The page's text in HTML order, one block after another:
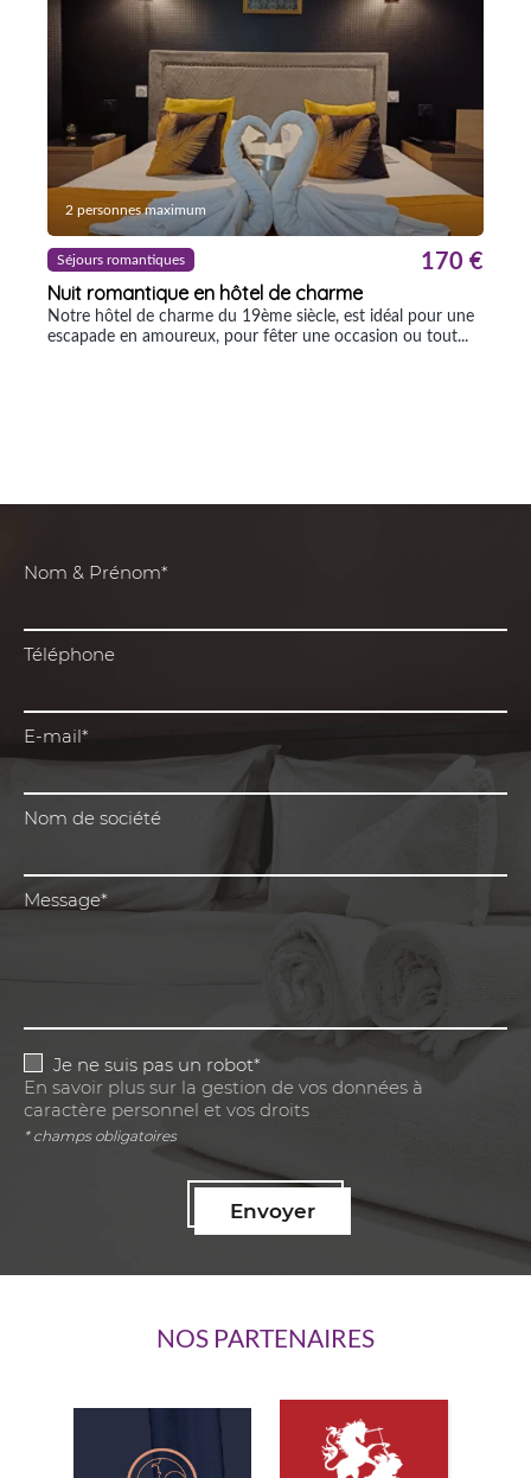
Nom & Prénom*
Téléphone
E-mail*
Nom de société
Message*
Je ne suis pas un robot*
En savoir plus sur la gestion de vos données à
caractère personnel et vos droits
* champs obligatoires
Envoyer
NOS PARTENAIRES